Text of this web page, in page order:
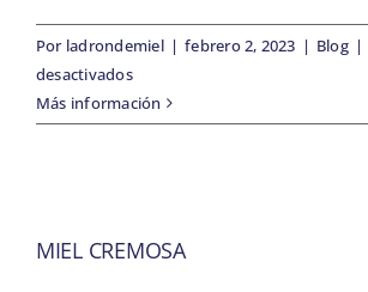
Por ladrondemiel | febrero 2, 2023 | Blog |
desactivadosen
¡¿Miel
a
Más información
MIEL CREMOSA